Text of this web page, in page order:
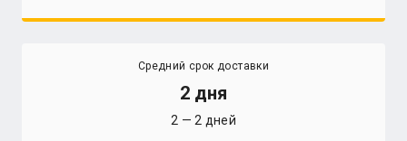
Средний срок доставки
2 дня
2 — 2 дней